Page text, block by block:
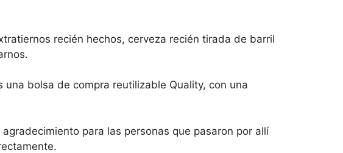
recién hechos, cerveza recién tirada de barril
bolsa de compra reutilizable Quality, con una
para las personas que pasaron por allí